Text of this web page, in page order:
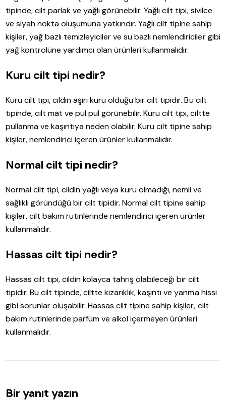
tipinde, cilt parlak ve yağlı görünebilir. Yağlı cilt tipi, sivilce
ve siyah nokta oluşumuna yatkındır. Yağlı cilt tipine sahip
kişiler, yağ bazlı temizleyiciler ve su bazlı nemlendiriciler gibi
yağ kontrolüne yardımcı olan ürünleri kullanmalıdır.
Kuru cilt tipi nedir?
Kuru cilt tipi, cildin aşırı kuru olduğu bir cilt tipidir. Bu cilt
tipinde, cilt mat ve pul pul görünebilir. Kuru cilt tipi, ciltte
pullanma ve kaşıntıya neden olabilir. Kuru cilt tipine sahip
kişiler, nemlendirici içeren ürünler kullanmalıdır.
Normal cilt tipi nedir?
Normal cilt tipi, cildin yağlı veya kuru olmadığı, nemli ve
sağlıklı göründüğü bir cilt tipidir. Normal cilt tipine sahip
kişiler, cilt bakım rutinlerinde nemlendirici içeren ürünler
kullanmalıdır.
Hassas cilt tipi nedir?
Hassas cilt tipi, cildin kolayca tahriş olabileceği bir cilt
tipidir. Bu cilt tipinde, ciltte kızarıklık, kaşıntı ve yanma hissi
gibi sorunlar oluşabilir. Hassas cilt tipine sahip kişiler, cilt
bakım rutinlerinde parfüm ve alkol içermeyen ürünleri
kullanmalıdır.
Bir yanıt yazın